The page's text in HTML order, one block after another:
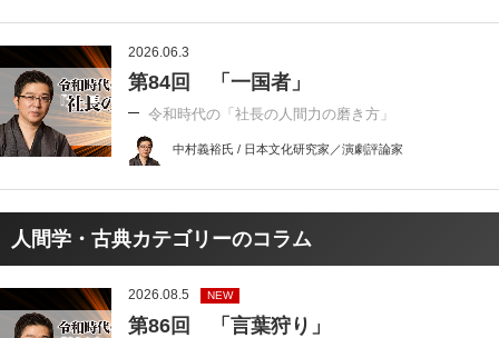
2026.06.3
第84回 「一国者」
令和時代の「社長の人間力の磨き方」
中村義裕氏 / 日本文化研究家／演劇評論家
人間学・古典カテゴリーのコラム
2026.08.5 NEW
第86回 「言葉狩り」